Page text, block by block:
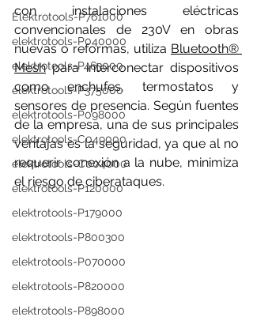
Elektrotools-P761000
elektrotools-P040000
elektrotools-P463000
elektrotools-P375000
elektrotools-P098000
elektrotools-C049000
elektrotools-C004000
elektrotools-P120000
elektrotools-P179000
elektrotools-P800300
elektrotools-P070000
elektrotools-P820000
elektrotools-P898000
con instalaciones eléctricas
convencionales de 230V en obras
nuevas o reformas, utiliza Bluetooth®
Mesh para interconectar dispositivos
como enchufes, termostatos y
sensores de presencia. Según fuentes
de la empresa, una de sus principales
ventajas es la seguridad, ya que al no
requerir conexión a la nube, minimiza
el riesgo de ciberataques.